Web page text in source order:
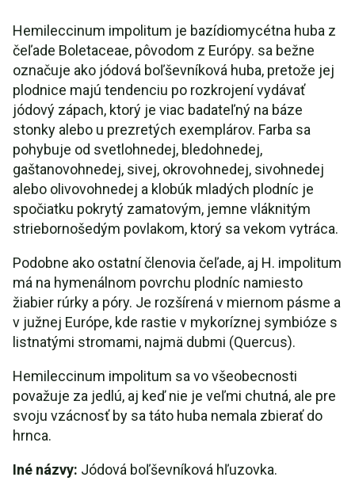
Hemileccinum impolitum je bazídiomycétna huba z
čeľade Boletaceae, pôvodom z Európy. sa bežne
označuje ako jódová boľševníková huba, pretože jej
plodnice majú tendenciu po rozkrojení vydávať
jódový zápach, ktorý je viac badateľný na báze
stonky alebo u prezretých exemplárov. Farba sa
pohybuje od svetlohnedej, bledohnedej,
gaštanovohnedej, sivej, okrovohnedej, sivohnedej
alebo olivovohnedej a klobúk mladých plodníc je
spočiatku pokrytý zamatovým, jemne vláknitým
striebornošedým povlakom, ktorý sa vekom vytráca.
Podobne ako ostatní členovia čeľade, aj H. impolitum
má na hymenálnom povrchu plodníc namiesto
žiabier rúrky a póry. Je rozšírená v miernom pásme a
v južnej Európe, kde rastie v mykoríznej symbióze s
listnatými stromami, najmä dubmi (Quercus).
Hemileccinum impolitum sa vo všeobecnosti
považuje za jedlú, aj keď nie je veľmi chutná, ale pre
svoju vzácnosť by sa táto huba nemala zbierať do
hrnca.
Iné názvy: Jódová boľševníková hľuzovka.